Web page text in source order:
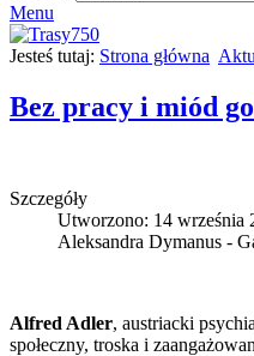
Menu
Jesteś tutaj: Strona główna
Bez pracy i miód
Szczegóły
Utworzono: 14 września
Aleksandra Dymanus -
Alfred Adler, austriacki
społeczny, troska i